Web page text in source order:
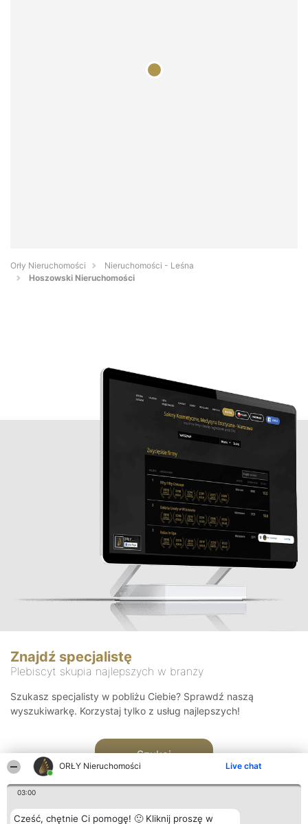
ORŁY Nieruchomości Live chat
03:00
Cześć, chętnie Ci pomogę! 🙂 Kliknij proszę w
Orły Nieruchomości
Nieruchomości - Leśna
Hoszowski Nieruchomości
Znajdź specjalistę
Plebiscyt skupia najlepszych w branży
Szukasz specjalisty w pobliżu Ciebie? Sprawdź naszą
wyszukiwarkę. Korzystaj tylko z usług najlepszych!
Szukaj